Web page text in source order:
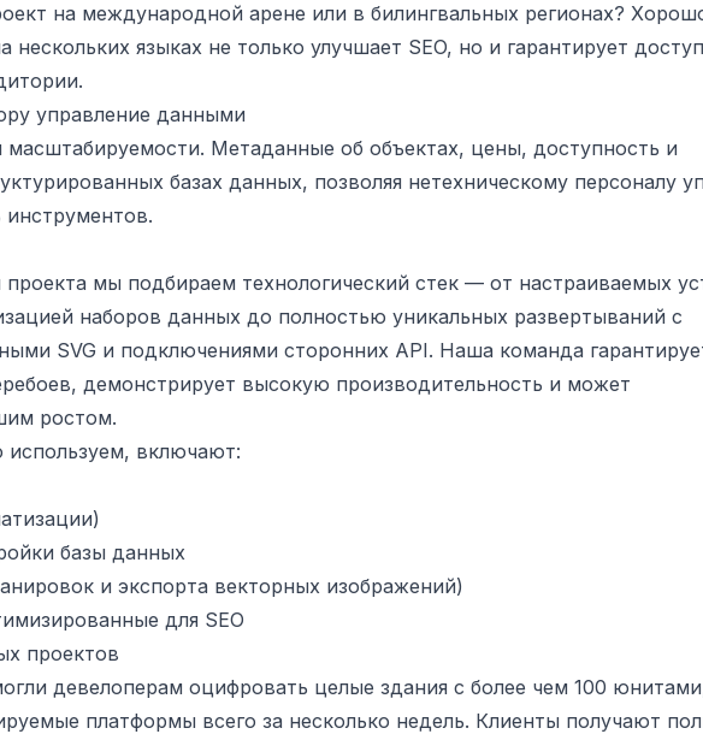
на международной арене или в билингвальных регионах?
нескольких языках не только улучшает SEO, но и гарантирует
управление данными
Метаданные об объектах, цены, доступность и
базах данных, позволяя нетехническому персоналу
мы подбираем технологический стек — от настраиваемых
наборов данных до полностью уникальных развертываний с
SVG и подключениями сторонних API. Наша команда
демонстрирует высокую производительность и может
ростом.
включают:
базы данных
и экспорта векторных изображений)
для SEO
проектов
девелоперам оцифровать целые здания с более чем 100
платформы всего за несколько недель. Клиенты получают